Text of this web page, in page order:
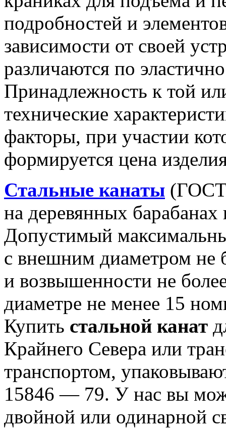
подробностей и
зависимости от своей
различаются по
Принадлежность к той
технические
факторы, при участии
формируется цена
Стальные канаты (ГОСТ
на деревянных
Допустимый
с внешним диаметром не
и возвышенности не
диаметре не менее 15
Купить стальной канат
Крайнего Севера или
транспортом,
15846 — 79. У нас вы
двойной или одинарной